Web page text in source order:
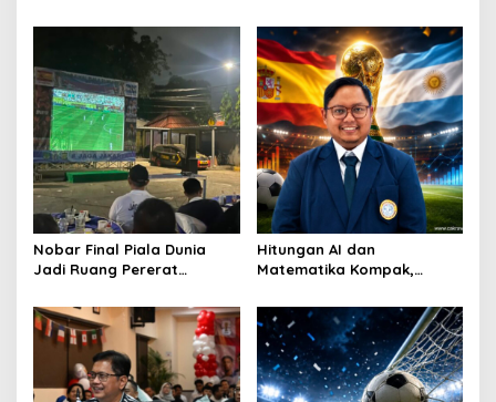
Nobar Final Piala Dunia
Jadi Ruang Pererat
dengan Warga
Hitungan AI dan
Matematika Kompak,
Difavoritkan Juara